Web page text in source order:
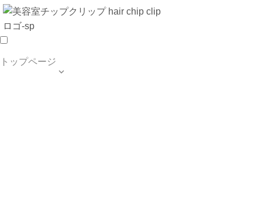
トップページ
